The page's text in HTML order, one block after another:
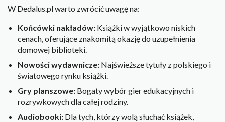
W Dedalus.pl warto zwrócić uwagę na:
Końcówki nakładów: Książki w wyjątkowo niskich
cenach, oferujące znakomitą okazję do uzupełnienia
domowej biblioteki.
Nowości wydawnicze: Najświeższe tytuły z polskiego i
światowego rynku książki.
Gry planszowe: Bogaty wybór gier edukacyjnych i
rozrywkowych dla całej rodziny.
Audiobooki: Dla tych, którzy wolą słuchać książek,